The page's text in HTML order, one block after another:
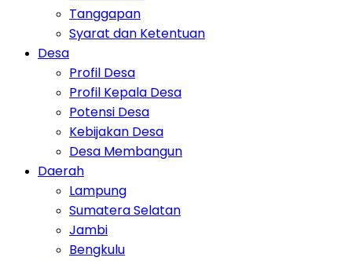
Tanggapan
Syarat dan Ketentuan
Desa
Profil Desa
Profil Kepala Desa
Potensi Desa
Kebijakan Desa
Desa Membangun
Daerah
Lampung
Sumatera Selatan
Jambi
Bengkulu